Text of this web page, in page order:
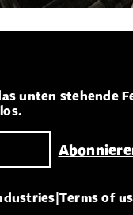
unten stehende
|Terms of